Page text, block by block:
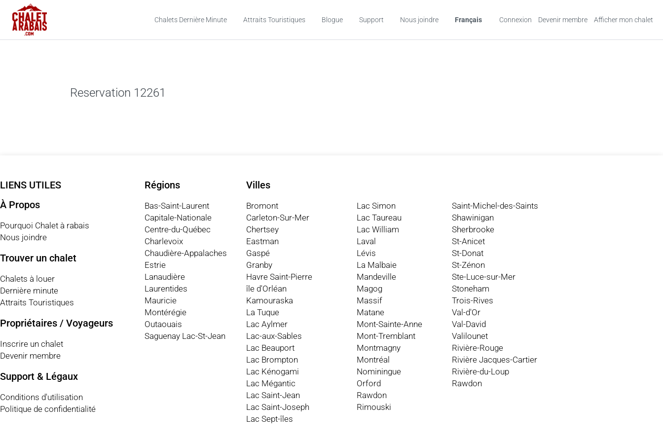
Chalets Dernière Minute Attraits Touristiques Blogue Support Nous joindre Français Connexion Devenir membre Afficher mon chalet
Reservation 12261
LIENS UTILES
À Propos
Pourquoi Chalet à rabais
Nous joindre
Trouver un chalet
Chalets à louer
Dernière minute
Attraits Touristiques
Propriétaires / Voyageurs
Inscrire un chalet
Devenir membre
Support & Légaux
Conditions d'utilisation
Politique de confidentialité
Régions
Bas-Saint-Laurent
Capitale-Nationale
Centre-du-Québec
Charlevoix
Chaudière-Appalaches
Estrie
Lanaudière
Laurentides
Mauricie
Montérégie
Outaouais
Saguenay Lac-St-Jean
Villes
Bromont
Carleton-Sur-Mer
Chertsey
Eastman
Gaspé
Granby
Havre Saint-Pierre
île d'Orléan
Kamouraska
La Tuque
Lac Aylmer
Lac-aux-Sables
Lac Beauport
Lac Brompton
Lac Kénogami
Lac Mégantic
Lac Saint-Jean
Lac Saint-Joseph
Lac Sept-îles
Lac Simon
Lac Taureau
Lac William
Laval
Lévis
La Malbaie
Mandeville
Magog
Massif
Matane
Mont-Sainte-Anne
Mont-Tremblant
Montmagny
Montréal
Nominingue
Orford
Rawdon
Rimouski
Saint-Michel-des-Saints
Shawinigan
Sherbrooke
St-Anicet
St-Donat
St-Zénon
Ste-Luce-sur-Mer
Stoneham
Trois-Rives
Val-d'Or
Val-David
Valilounet
Rivière-Rouge
Rivière Jacques-Cartier
Rivière-du-Loup
Rawdon